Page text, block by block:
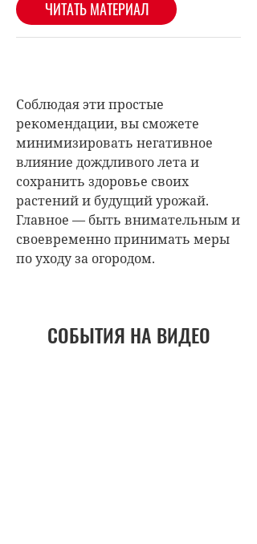
Соблюдая эти простые
рекомендации, вы сможете
минимизировать негативное
влияние дождливого лета и
сохранить здоровье своих
растений и будущий урожай.
Главное — быть внимательным и
своевременно принимать меры
по уходу за огородом.
СОБЫТИЯ НА ВИДЕО